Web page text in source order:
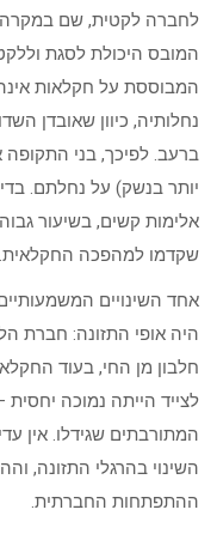
לחברה לקטית, שם במקרה
המובס היכולת לסגת
המבוססת על חקלאות
נחלותיה, כיוון שאובדן
ברעב. לפיכך, בני התקופה
יותר בנשק) על נחלתם.
אלימות קשים, בשיעור
שקדמו למהפכה החקלאית.
אחד השינויים
היה אופי התזונה: חברת
חלבון מן החי, בעוד
לצייד הייתה נמוכה
המתורבתים שגידלו. אין
השינוי בהרגלי התזונה,
ההתפתחות החברתית.